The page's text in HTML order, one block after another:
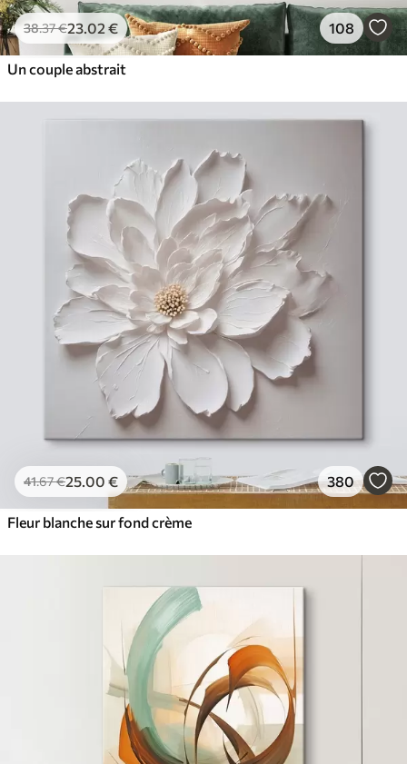
38.37€23.02 € 108
Un couple abstrait
41.67€25.00 € 380
Fleur blanche sur fond crème